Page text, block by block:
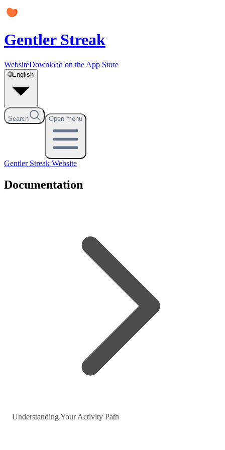
Gentler Streak
WebsiteDownload on the App Store
🌐English
Search Open menu
Gentler Streak Website
Documentation
Understanding Your Activity Path